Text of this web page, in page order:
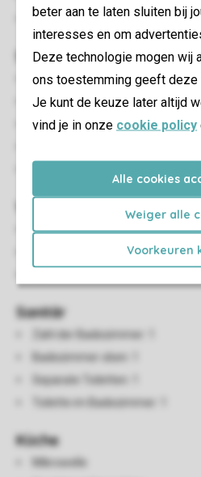
beter aan te laten sluiten bij
interesses en om
Deze technologie mogen wij
ons toestemming geeft deze
Je kunt de keuze later altijd
vind je in onze cookie policy
Alle cookies
Weiger alle
Voorkeuren
Energielabel: C
Schlafzimmer
Anzahl Schlafzimmer: 3
Schlafzimmer oben: 3
Einzelbetten: 6
Wohn-/Esszimmer
Sitzecke
Sanitär
Zahl der Badezimmer: 1
Badezimmer oben: 1
Separate Toiletten: 1
Toilette im Badezimmer: 1
Küche
Mikrowelle